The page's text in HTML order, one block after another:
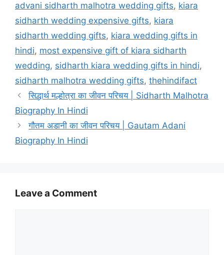
advani sidharth malhotra wedding gifts, kiara
sidharth wedding expensive gifts, kiara
sidharth wedding gifts, kiara wedding gifts in
hindi, most expensive gift of kiara sidharth
wedding, sidharth kiara wedding gifts in hindi,
sidharth malhotra wedding gifts, thehindifact
सिद्धार्थ मल्होत्रा का जीवन परिचय | Sidharth Malhotra
Biography In Hindi
गौतम अडानी का जीवन परिचय | Gautam Adani
Biography In Hindi
Leave a Comment